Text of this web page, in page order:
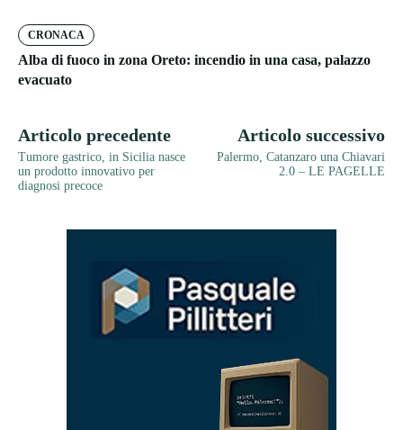
CRONACA
Alba di fuoco in zona Oreto: incendio in una casa, palazzo
evacuato
Articolo precedente
Tumore gastrico, in Sicilia nasce
un prodotto innovativo per
diagnosi precoce
Articolo successivo
Palermo, Catanzaro una Chiavari
2.0 – LE PAGELLE